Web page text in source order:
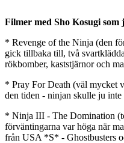
Filmer med Sho Kosugi som
* Revenge of the Ninja (den
gick tillbaka till, två
rökbomber, kaststjärnor och
* Pray For Death (väl mycket
den tiden - ninjan skulle ju
* Ninja III - The Domination
förväntingarna var höga när
från USA *S* - Ghostbusters